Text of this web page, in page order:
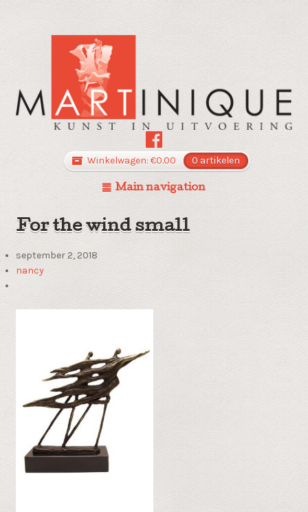
Winkelwagen: €0.00 0 artikelen
Main navigation
For the wind small
september 2, 2018
nancy